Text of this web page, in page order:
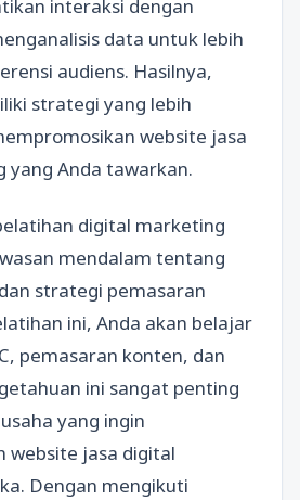
interaksi dengan
data untuk lebih
audiens. Hasilnya,
strategi yang lebih
website jasa
yang Anda tawarkan.
digital marketing
mendalam tentang
strategi pemasaran
ini, Anda akan belajar
pemasaran konten, dan
ini sangat penting
yang ingin
website jasa digital
Dengan mengikuti